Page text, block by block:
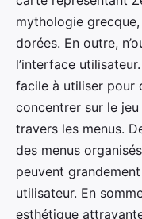
mythologie
dorées. En outre,
l’interface
facile à utiliser pour
concentrer sur le
travers les menus.
des menus
peuvent
utilisateur. En
esthétique